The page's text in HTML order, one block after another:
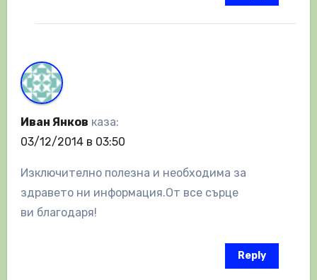
Иван Янков каза:
03/12/2014 в 03:50
Изключително полезна и необходима за
здравето ни информация.От все сърце
ви благодаря!
Reply